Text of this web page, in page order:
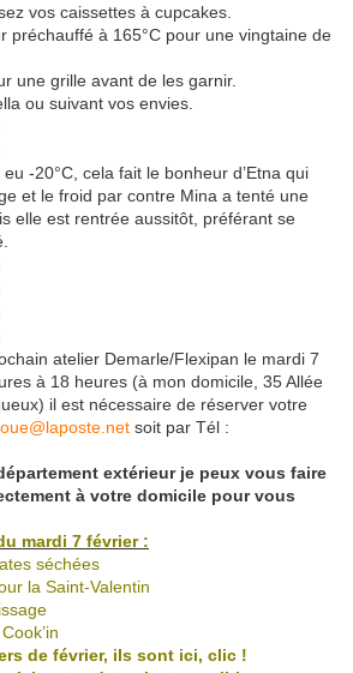
vos caissettes à cupcakes.
préchauffé à 165°C pour une vingtaine de
une grille avant de les garnir.
ou suivant vos envies.
-20°C, cela fait le bonheur d’Etna qui
et le froid par contre Mina a tenté une
elle est rentrée aussitôt, préférant se
atelier Demarle/Flexipan le mardi 7
à 18 heures (à mon domicile, 35 Allée
il est nécessaire de réserver votre
soit par Tél :
extérieur je peux vous faire
à votre domicile pour vous
mardi 7 février :
séchées
la Saint-Valentin
de février, ils sont ici, clic !